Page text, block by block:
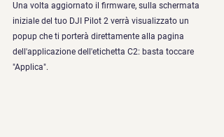
Una volta aggiornato il firmware, sulla schermata
iniziale del tuo DJI Pilot 2 verrà visualizzato un
popup che ti porterà direttamente alla pagina
dell'applicazione dell'etichetta C2: basta toccare
"Applica".